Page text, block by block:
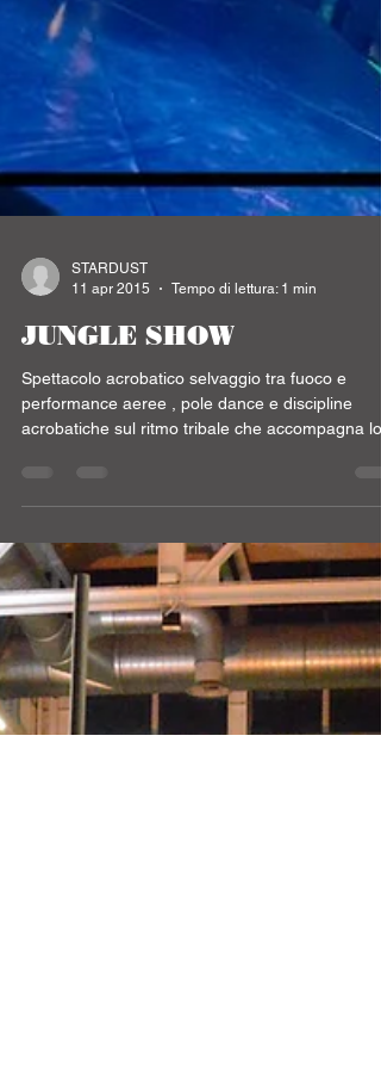
STARDUST
11 apr 2015
Tempo di lettura: 1 min
Spettacolo acrobatico selvaggio tra fuoco e
acrobatiche sul ritmo tribale che accompagna